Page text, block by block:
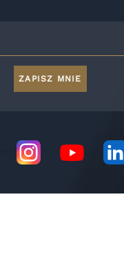
ZAPISZ MNIE